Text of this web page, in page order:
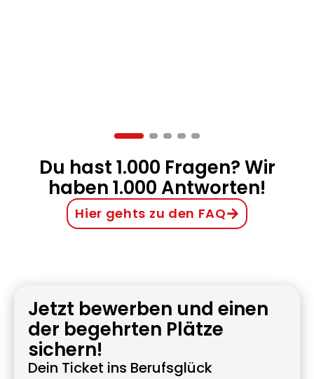
Du hast 1.000 Fragen? Wir
haben 1.000 Antworten!
Hier gehts zu den FAQ
Jetzt bewerben und einen
der begehrten Plätze
sichern!
Dein Ticket ins Berufsglück